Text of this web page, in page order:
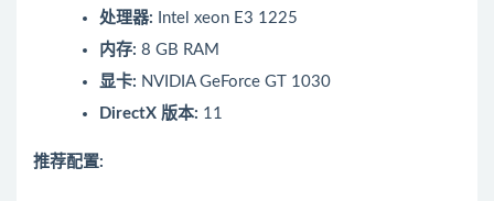
处理器: Intel xeon E3 1225
内存: 8 GB RAM
显卡: NVIDIA GeForce GT 1030
DirectX 版本: 11
推荐配置: